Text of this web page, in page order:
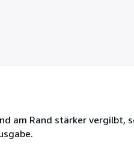
am Rand stärker vergilbt,